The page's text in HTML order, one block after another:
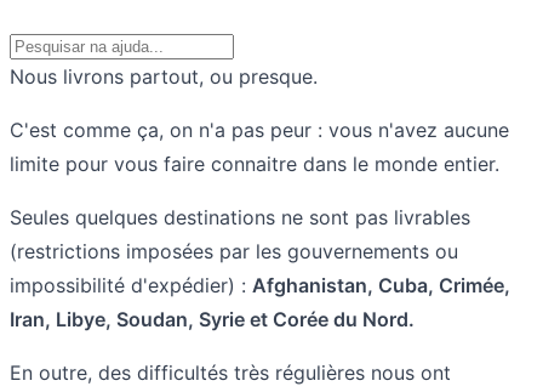
Nous livrons partout, ou presque.
C'est comme ça, on n'a pas peur : vous n'avez aucune
limite pour vous faire connaitre dans le monde entier.
Seules quelques destinations ne sont pas livrables
(restrictions imposées par les gouvernements ou
impossibilité d'expédier) : Afghanistan, Cuba, Crimée,
Iran, Libye, Soudan, Syrie et Corée du Nord.
En outre, des difficultés très régulières nous ont